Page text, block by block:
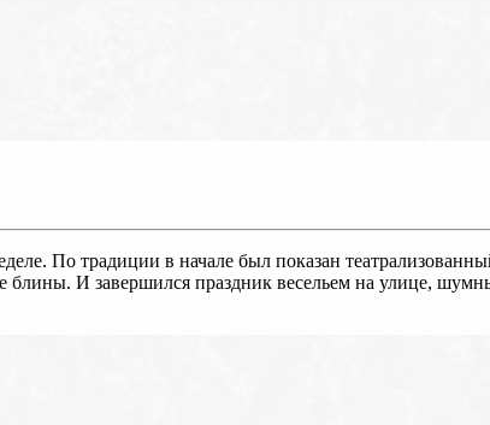
По традиции в начале был показан
И завершился праздник весельем на улице,